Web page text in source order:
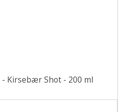
- Kirsebær Shot - 200 ml